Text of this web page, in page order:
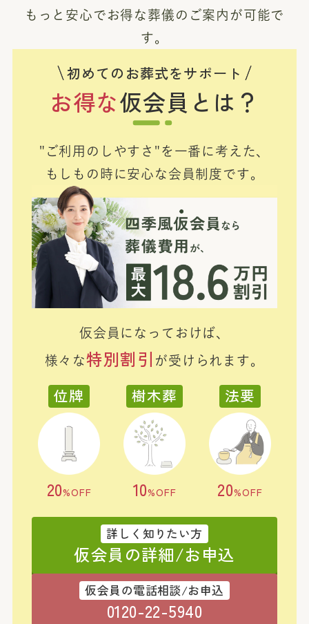
もっと安心でお得な葬儀のご案内が可能で
す。
初めてのお葬式をサポート
お得な仮会員とは？
"ご利用のしやすさ"を一番に考えた、
もしもの時に安心な会員制度です。
仮会員になっておけば、
様々な特別割引 が受けられます。
位牌
20%OFF
樹木葬
10%OFF
法要
20%OFF
詳しく知りたい方
仮会員の詳細/お申込
仮会員の電話相談/お申込
0120-22-5940